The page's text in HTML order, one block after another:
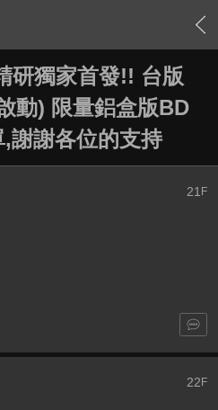
› 一起團購區 Group Buy › 內
研獨家首發!! 台版
動) 限量鋁盒版BD
謝謝各位的支持
21 F
22F